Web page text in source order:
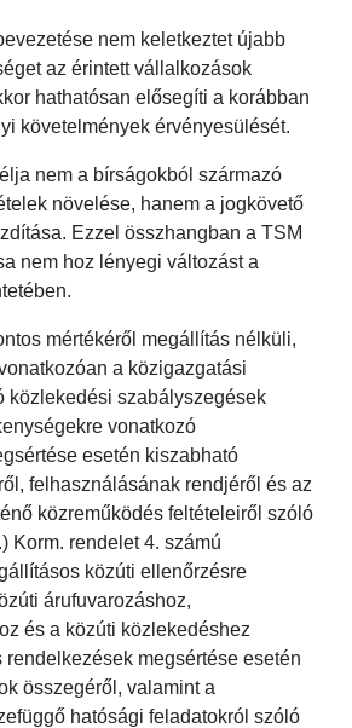
nem keletkeztet újabb
az érintett vállalkozások
hathatósan elősegíti a korábban
követelmények érvényesülését.
nem a bírságokból származó
növelése, hanem a jogkövető
Ezzel összhangban a TSM
nem hoz lényegi változást a
mértékéről megállítás nélküli,
a közigazgatási
közlekedési szabályszegések
vonatkozó
esetén kiszabható
felhasználásának rendjéről és az
közreműködés feltételeiről szóló
Korm. rendelet 4. számú
közúti ellenőrzésre
árufuvarozáshoz,
és a közúti közlekedéshez
rendelkezések megsértése esetén
összegéről, valamint a
hatósági feladatokról szóló